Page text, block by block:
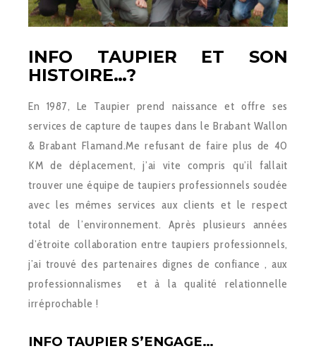
INFO TAUPIER ET SON
HISTOIRE…?
En 1987, Le Taupier prend naissance et offre ses
services de capture de taupes dans le Brabant Wallon
& Brabant Flamand.Me refusant de faire plus de 40
KM de déplacement, j’ai vite compris qu’il fallait
trouver une équipe de taupiers professionnels soudée
avec les mêmes services aux clients et le respect
total de l’environnement. Après plusieurs années
d’étroite collaboration entre taupiers professionnels,
j’ai trouvé des partenaires dignes de confiance , aux
professionnalismes et à la qualité relationnelle
irréprochable !
INFO TAUPIER S’ENGAGE…